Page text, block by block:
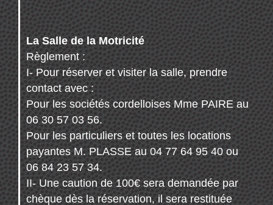
La Salle de la Motricité
Règlement :
I- Pour réserver et visiter la salle, prendre
contact avec :
Pour les sociétés cordelloises Mme PAIRE au
06 30 57 03 56.
Pour les particuliers et toutes les locations
payantes M. PLASSE au 04 77 64 95 40 ou
06 84 23 57 34.
II- Une caution de 100€ sera demandée par
chèque dès la réservation, il sera restituée